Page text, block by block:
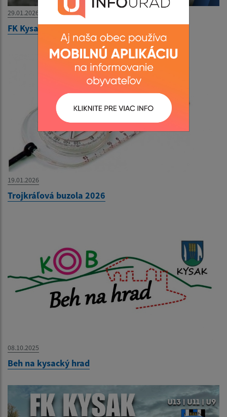
29.01.2026
FK Kysak - Krajská liga 1.kolo
19.01.2026
Trojkráľová buzola 2026
08.10.2025
Beh na kysacký hrad